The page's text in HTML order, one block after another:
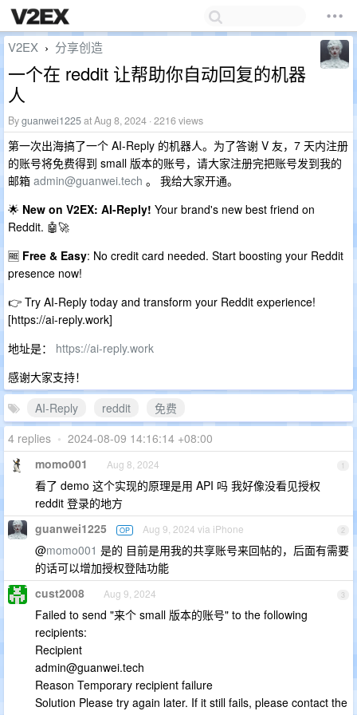
V2EX › 分享创造
一个在 reddit 让帮助你自动回复的机器
人
Byguanwei1225at Aug 8, 2024 · 2216 views
第一次出海搞了一个 AI-Reply 的机器人。为了答谢 V 友，7 天内注册
的账号将免费得到 small 版本的账号，请大家注册完把账号发到我的
邮箱 admin@guanwei.tech 。 我给大家开通。
🌟 New on V2EX: AI-Reply! Your brand's new best friend on
Reddit. 🤖🚀
🆓 Free & Easy: No credit card needed. Start boosting your Reddit
presence now!
👉 Try AI-Reply today and transform your Reddit experience!
[https://ai-reply.work]
地址是： https://ai-reply.work
感谢大家支持！
AI-Reply
reddit
免费
4 replies • 2024-08-09 14:16:14 +08:00
1
momo001 Aug 8, 2024
看了 demo 这个实现的原理是用 API 吗 我好像没看见授权
reddit 登录的地方
2
guanwei1225 OP Aug 9, 2024 via iPhone
@momo001 是的 目前是用我的共享账号来回帖的，后面有需要
的话可以增加授权登陆功能
3
cust2008 Aug 9, 2024
Failed to send "来个 small 版本的账号" to the following
recipients:
Recipient
admin@guanwei.tech
Reason Temporary recipient failure
Solution Please try again later. If it still fails, please contact the